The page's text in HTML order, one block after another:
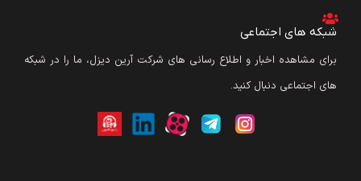
شبکه های اجتماعی
برای مشاهده اخبار و اطلاع رسانی های شرکت آرین دیزل، ما را در شبکه
های اجتماعی دنبال کنید.